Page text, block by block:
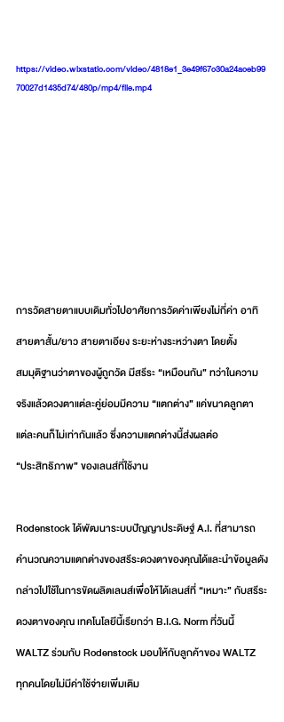
https://video.wixstatic.com/video/4818e1_3e49f67c30a24aceb99
70027d1435d74/480p/mp4/file.mp4
การวัดสายตาแบบเดิมทั่วไปอาศัยการวัดค่าเพียงไม่กี่ค่า อาทิ
สายตาสั้น/ยาว สายตาเอียง ระยะห่างระหว่างตา โดยตั้ง
สมมุติฐานว่าตาของผู้ถูกวัด มีสรีระ “เหมือนกัน” ทว่าในความ
จริงแล้วดวงตาแต่ละคู่ย่อมมีความ “แตกต่าง” แค่ขนาดลูกตา
แต่ละคนก็ไม่เท่ากันแล้ว ซึ่งความแตกต่างนี้ส่งผลต่อ
“ประสิทธิภาพ” ของเลนส์ที่ใช้งาน
Rodenstock ได้พัฒนาระบบปัญญาประดิษฐ์ A.I. ที่สามารถ
คำนวณความแตกต่างของสรีระดวงตาของคุณได้และนำข้อมูลดัง
กล่าวไปใช้ในการขัดผลิตเลนส์เพื่อให้ได้เลนส์ที่ “เหมาะ” กับสรีระ
ดวงตาของคุณ เทคโนโลยีนี้เรียกว่า B.I.G. Norm ที่วันนี้
WALTZ ร่วมกับ Rodenstock มอบให้กับลูกค้าของ WALTZ
ทุกคนโดยไม่มีค่าใช้จ่ายเพิ่มเติม